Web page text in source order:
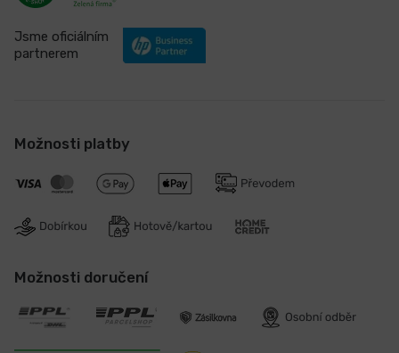
Jsme oficiálním
partnerem
Možnosti platby
Možnosti doručení